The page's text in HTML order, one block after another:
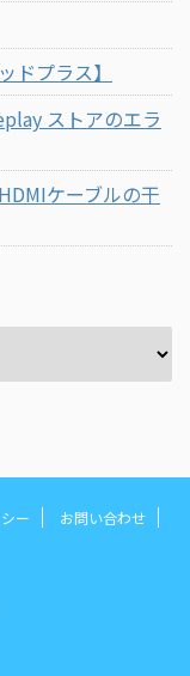
ドプラス】
ストアのエラ
ケーブルの干
ー
お問い合わせ